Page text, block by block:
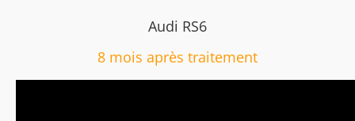
Audi RS6
8 mois après traitement